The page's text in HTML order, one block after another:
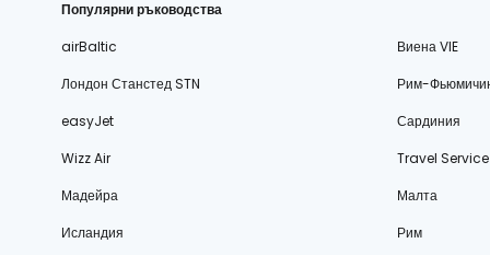
Популярни ръководства
airBaltic
Виена VIE
Лондон Станстед STN
Рим-
easyJet
Сардиния
Wizz Air
Travel Service
Мадейра
Малта
Исландия
Рим